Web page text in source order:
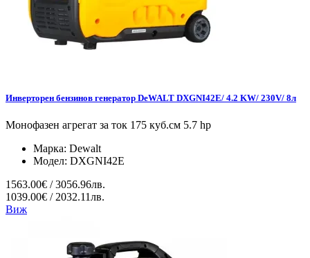
Инверторен бензинов генератор DeWALT DXGNI42E/ 4.2 KW/ 230V/ 8л
Монофазен агрегат за ток 175 куб.см 5.7 hp
Марка: Dewalt
Модел: DXGNI42E
1563.00€ / 3056.96лв.
1039.00€ / 2032.11лв.
Виж